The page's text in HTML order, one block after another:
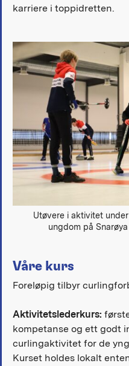
karriere i toppidretten.
Utøvere i aktivitet
ungdom på
Våre kurs
Foreløpig tilbyr
Aktivitetslederkurs:
kompetanse og ett godt
curlingaktivitet for de
Kurset holdes lokalt